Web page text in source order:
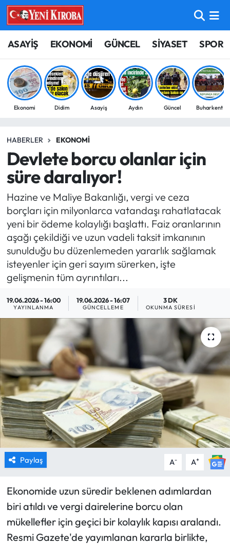
ASAYİŞ EKONOMİ GÜNCEL SİYASET SPOR
Ekonomi Didim Asayiş Aydın Güncel Buharkent
HABERLER EKONOMI
Devlete borcu olanlar için
süre daralıyor!
Hazine ve Maliye Bakanlığı, vergi ve ceza
borçları için milyonlarca vatandaşı rahatlatacak
yeni bir ödeme kolaylığı başlattı. Faiz oranlarının
aşağı çekildiği ve uzun vadeli taksit imkanının
sunulduğu bu düzenlemeden yararlık sağlamak
isteyenler için geri sayım sürerken, işte
gelişmenin tüm ayrıntıları...
19.06.2026 - 16:00
YAYINLANMA
19.06.2026 - 16:07
GÜNCELLEME
3 DK
OKUNMA SÜRESI
Paylaş A- A+
Ekonomide uzun süredir beklenen adımlardan
biri atıldı ve vergi dairelerine borcu olan
mükellefler için geçici bir kolaylık kapısı aralandı.
Resmi Gazete'de yayımlanan kararla birlikte,
ASAYİŞ
BİLİM-TEKNOLOJİ
ÇEVRE
EĞİTİM
EKONOMİ
GÜNCEL
GÜNDEM
MAGAZİN
SAĞLIK
SİYASET
SPOR
TARIM
TURİZM
YAŞAM
RESMİ İLANLAR
HABER İLAN
Aydın Nöbetçi Eczaneler
Aydın Hava Durumu
Aydin Namaz Vakitleri
Süper Lig Puan Durumu ve Fikstür
Tüm Manşetler
Son Dakika Haberleri
Haber Arşivi